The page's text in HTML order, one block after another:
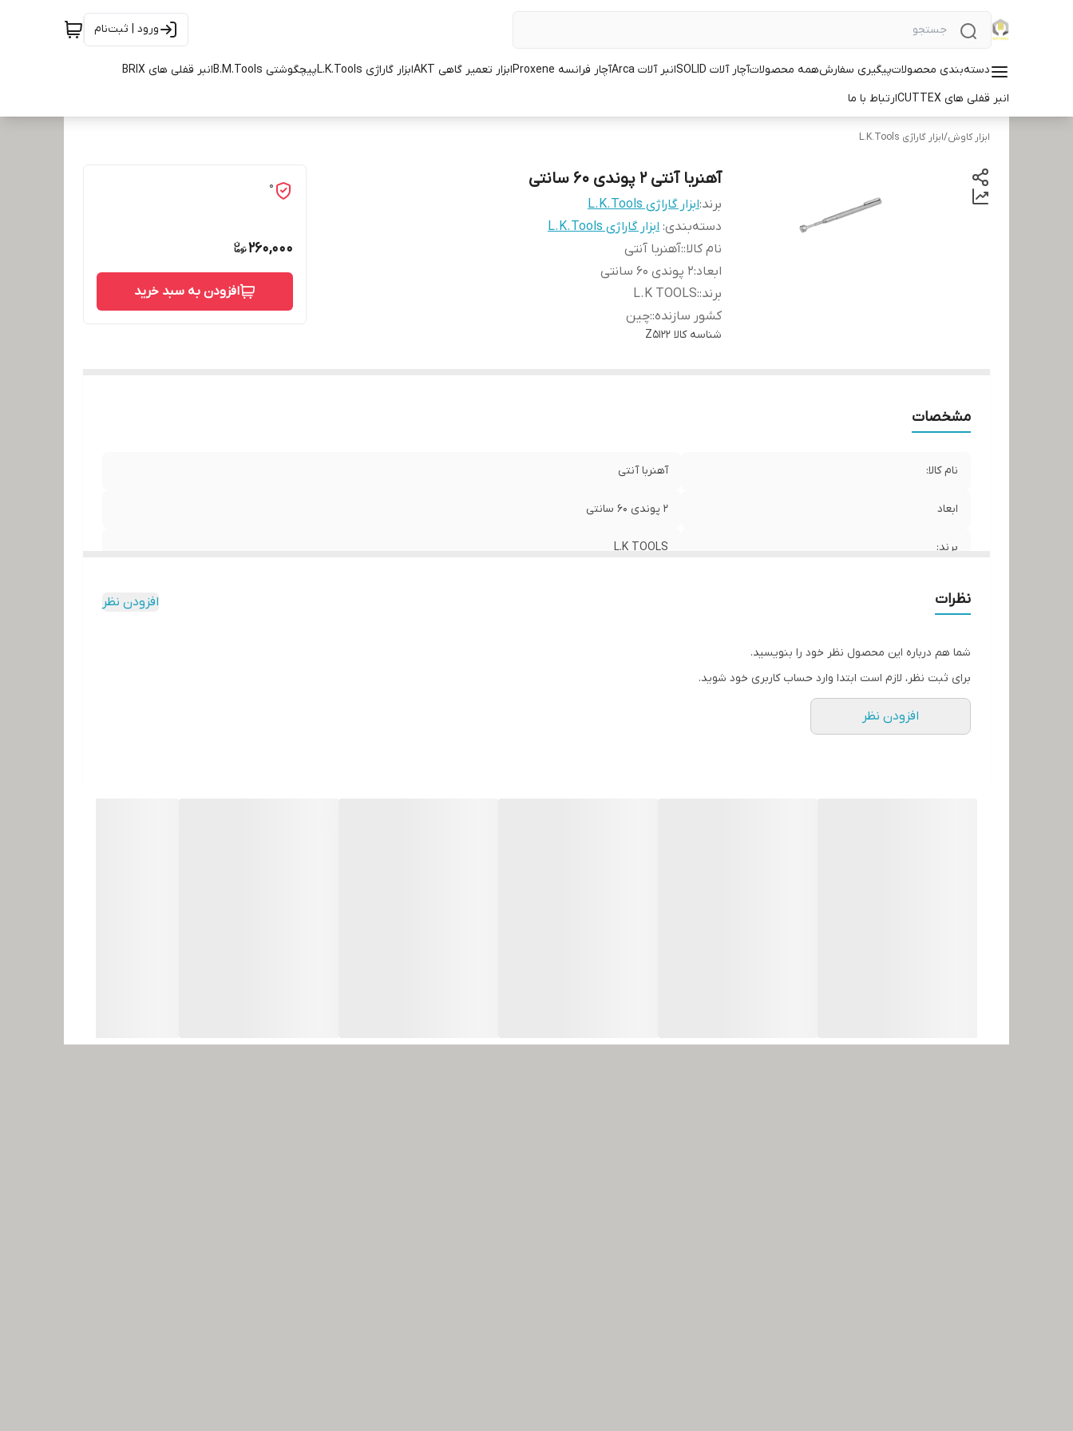
ورود | ثبت‌نام
دسته‌بندی محصولاتپیگیری سفارشهمه محصولاتآچار آلات SOLID انبر آلات Arca آچار فرانسه Proxene ابزار تعمیر گاهی AKT ابزار گاراژی L.K.Tools پیچگوشتی B.M.Tools
انبر قفلی های BRIX
انبر قفلی های CUTTEX
ارتباط با ما
ابزار کاوش/ابزار گاراژی L.K.Tools
آهنربا آنتی 2 پوندی 60 سانتی
برند:ابزار گاراژی L.K.Tools
دسته‌بندی: ابزار گاراژی L.K.Tools
نام کالا::آهنربا آنتی
ابعاد:2 پوندی 60 سانتی
برند::
L.K TOOLS
کشور سازنده::چین
شناسه کالا Z5122
0
260,000
افزودن به سبد خرید
مشخصات
نام کالا: آهنربا آنتی
ابعاد 2 پوندی 60 سانتی
برند: L.K TOOLS
نظرات افزودن نظر
شما هم درباره این محصول نظر خود را بنویسید.
برای ثبت نظر، لازم است ابتدا وارد حساب کاربری خود شوید.
افزودن نظر